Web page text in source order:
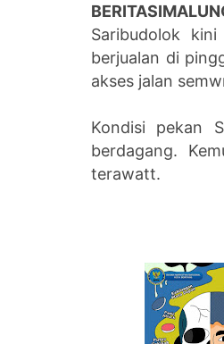
Saribudolok
berjualan di
akses jalan
Kondisi pekan
berdagang.
terawatt.